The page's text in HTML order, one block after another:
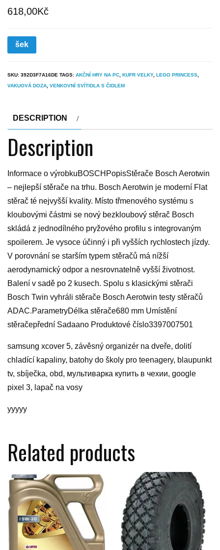
618,00Kč
šek
SKU: 392D3F7A16DE TAGS: AKČNÍ HRY NA PC, KUFR VELKY, LEGO PRINCESS,
VAKUOVÁ DOZA, VENKOVNÍ SVÍTIDLA S ČIDLEM
DESCRIPTION
Description
Informace o výrobkuBOSCHPopisStěrače Bosch Aerotwin
– nejlepší stěrače na trhu. Bosch Aerotwin je moderní Flat
stěrač té nejvyšší kvality. Místo třmenového systému s
kloubovými částmi se nový bezkloubový stěrač Bosch
skládá z jednodílného pryžového profilu s integrovaným
spoilerem. Je vysoce účinný i při vyšších rychlostech jízdy.
V porovnání se starším typem stěračů má nížší
aerodynamický odpor a nesrovnatelně vyšší životnost.
Balení v sadě po 2 kusech. Spolu s klasickými stěrači
Bosch Twin vyhráli stěrače Bosch Aerotwin testy stěračů
ADAC.ParametryDélka stěrače680 mm Umístění
stěračepřední Sadaano Produktové číslo3397007501
samsung xcover 5, závěsný organizér na dveře, dolití
chladící kapaliny, batohy do školy pro teenagery, blaupunkt
tv, sbíječka, obd, мультиварка купить в чехии, google
pixel 3, lapač na vosy
yyyyy
Related products